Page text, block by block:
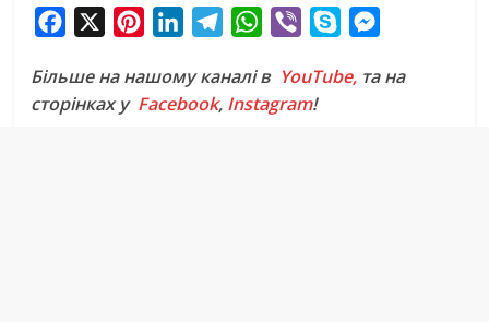
c
e
n
t
n
k
l
e
W
a
t
b
e
y
s
Більше на нашому каналі в YouTube, та на
сторінках у Facebook, Instagram!